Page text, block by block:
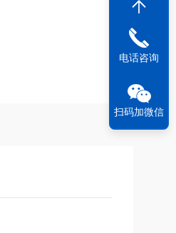
电话咨询
扫码加微信